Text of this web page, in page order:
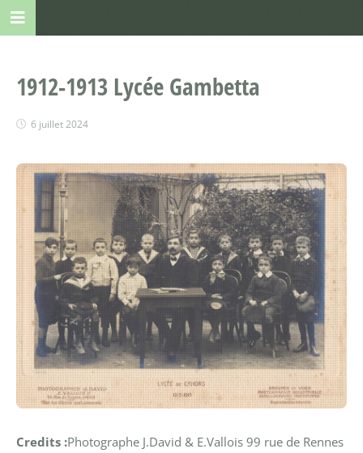
1912-1913 Lycée Gambetta
6 juillet 2024
Credits :Photographe J.David & E.Vallois 99 rue de Rennes